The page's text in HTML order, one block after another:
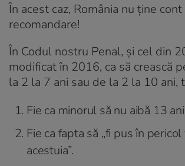
În acest caz, România nu ține
recomandare!
În Codul nostru Penal, și cel din
modificat în 2016, ca să crească
la 2 la 7 ani sau de la 2 la 10 ani,
Fie ca minorul să nu aibă 13
Fie ca fapta să „fi pus în pericol
acestuia”.